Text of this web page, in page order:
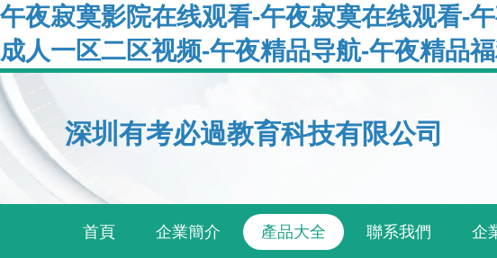
午夜寂寞影院在线观看-午夜寂寞在线观看-
成人一区二区视频-午夜精品导航-午夜精品
深圳有考必過教育科技有限公司
首頁 企業簡介 產品大全 聯系我們 企